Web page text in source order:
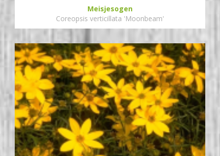
Meisjesogen
Coreopsis verticillata 'Moonbeam'